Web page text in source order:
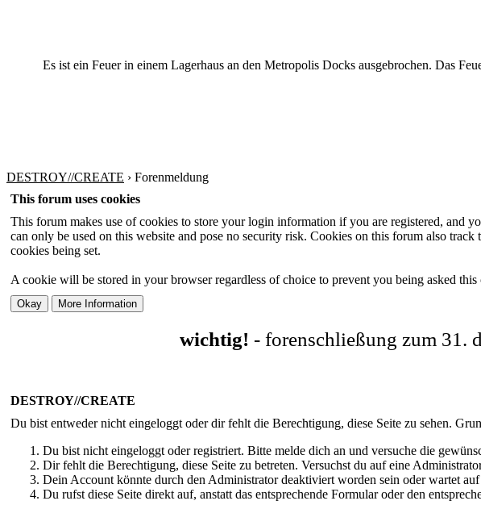
Es ist ein Feuer in einem Lagerhaus an den Metropolis Docks ausgebrochen. Das
DESTROY//CREATE › Forenmeldung
This forum uses cookies
This forum makes use of cookies to store your login information if you are registered, and
can only be used on this website and pose no security risk. Cookies on this forum also
cookies being set.
A cookie will be stored in your browser regardless of choice to prevent you being asked
wichtig! - forenschließung zum 31.
DESTROY//CREATE
Du bist entweder nicht eingeloggt oder dir fehlt die Berechtigung, diese Seite zu sehen.
Du bist nicht eingeloggt oder registriert. Bitte melde dich an und versuche die
Dir fehlt die Berechtigung, diese Seite zu betreten. Versuchst du auf eine
Dein Account könnte durch den Administrator deaktiviert worden sein oder wartet
Du rufst diese Seite direkt auf, anstatt das entsprechende Formular oder den